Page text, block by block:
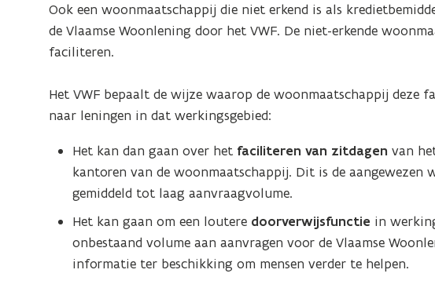
m
a
i
a
p
Ook een woonmaatschappij die niet erkend is als
de Vlaamse Woonlening door het VWF. De niet-erkende
faciliteren.
Het VWF bepaalt de wijze waarop de woonmaatschappij deze
naar leningen in dat werkingsgebied:
Het kan dan gaan over het faciliteren van zitdagen van
kantoren van de woonmaatschappij. Dit is de aangewezen
gemiddeld tot laag aanvraagvolume.
Het kan gaan om een loutere doorverwijsfunctie in
onbestaand volume aan aanvragen voor de Vlaamse
informatie ter beschikking om mensen verder te helpen.